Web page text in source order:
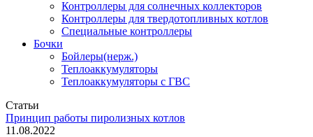
Контроллеры для солнечных коллекторов
Контроллеры для твердотопливных котлов
Специальные контроллеры
Бочки
Бойлеры(нерж.)
Теплоаккумуляторы
Теплоаккумуляторы с ГВС
Статьи
Принцип работы пиролизных котлов
11.08.2022